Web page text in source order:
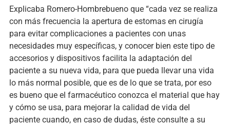
Explicaba Romero-Hombrebueno que “cada vez se realiza
con más frecuencia la apertura de estomas en cirugía
para evitar complicaciones a pacientes con unas
necesidades muy específicas, y conocer bien este tipo de
accesorios y dispositivos facilita la adaptación del
paciente a su nueva vida, para que pueda llevar una vida
lo más normal posible, que es de lo que se trata, por eso
es bueno que el farmacéutico conozca el material que hay
y cómo se usa, para mejorar la calidad de vida del
paciente cuando, en caso de dudas, éste consulte a su